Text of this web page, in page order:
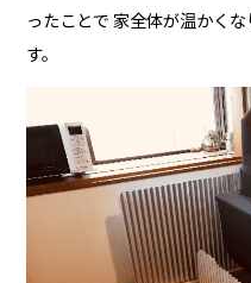
ったことで 家全体が温かく
す。